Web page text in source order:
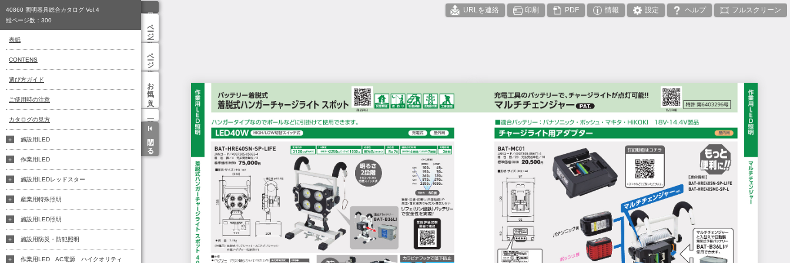
URLを連絡 印刷 PDF 情報 設定 ヘルプ フルスクリーン
ページ一覧
ページ検索
お気に入り
閉じる
40860 照明器具総合カタログ Vol.4
総ページ数： 300
表紙
CONTENS
選び方ガイド
ご使用時の注意
カタログの見方
施設用LED
作業用LED
施設用LEDレッドスター
産業用特殊照明
施設用LED照明
施設用防災・防犯照明
作業用LED AC電源 ハイクオリティ